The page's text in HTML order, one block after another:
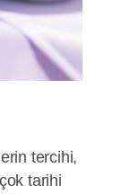
tercihi,
tarihi